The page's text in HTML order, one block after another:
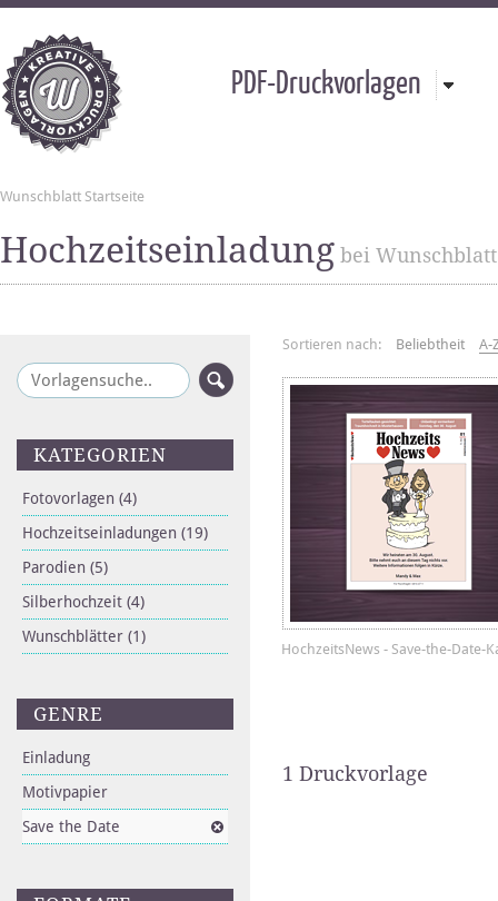
PDF-Druckvorlagen
Wunschblatt Startseite
Hochzeitseinladung bei Wunschblatt
KATEGORIEN
Fotovorlagen (4)
Hochzeitseinladungen (19)
Parodien (5)
Silberhochzeit (4)
Wunschblätter (1)
GENRE
Einladung
Motivpapier
Save the Date
Sortieren nach: Beliebtheit A-
HochzeitsNews - Save-the-Date-
1 Druckvorlage